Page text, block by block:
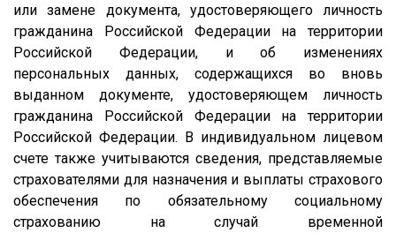
или замене документа, удостоверяющего личность
гражданина Российской Федерации на территории
Российской Федерации, и об изменениях
персональных данных, содержащихся во вновь
выданном документе, удостоверяющем личность
гражданина Российской Федерации на территории
Российской Федерации. В индивидуальном лицевом
счете также учитываются сведения, представляемые
страхователями для назначения и выплаты страхового
обеспечения по обязательному социальному
страхованию на случай временной